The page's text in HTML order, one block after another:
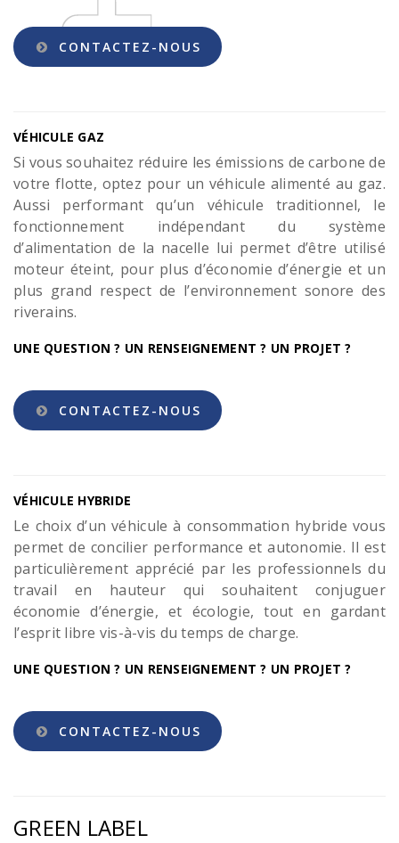
CONTACTEZ-NOUS
VÉHICULE GAZ
Si vous souhaitez réduire les émissions de carbone de
votre flotte, optez pour un véhicule alimenté au gaz.
Aussi performant qu’un véhicule traditionnel, le
fonctionnement indépendant du système
d’alimentation de la nacelle lui permet d’être utilisé
moteur éteint, pour plus d’économie d’énergie et un
plus grand respect de l’environnement sonore des
riverains.
UNE QUESTION ? UN RENSEIGNEMENT ? UN PROJET ?
CONTACTEZ-NOUS
VÉHICULE HYBRIDE
Le choix d’un véhicule à consommation hybride vous
permet de concilier performance et autonomie. Il est
particulièrement apprécié par les professionnels du
travail en hauteur qui souhaitent conjuguer
économie d’énergie, et écologie, tout en gardant
l’esprit libre vis-à-vis du temps de charge.
UNE QUESTION ? UN RENSEIGNEMENT ? UN PROJET ?
CONTACTEZ-NOUS
GREEN LABEL